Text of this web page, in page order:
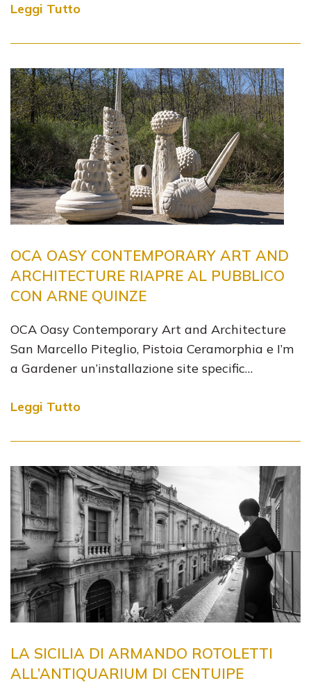
Leggi Tutto
OCA OASY CONTEMPORARY ART AND
ARCHITECTURE RIAPRE AL PUBBLICO
CON ARNE QUINZE
OCA Oasy Contemporary Art and Architecture
San Marcello Piteglio, Pistoia Ceramorphia e I’m
a Gardener un’installazione site specific…
Leggi Tutto
LA SICILIA DI ARMANDO ROTOLETTI
ALL’ANTIQUARIUM DI CENTUIPE